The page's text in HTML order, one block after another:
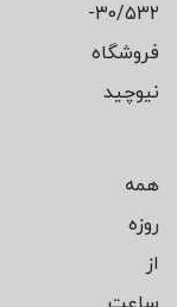
۳۰/۵۳۲-
فروشگاه
نیوچید
همه
روزه
از